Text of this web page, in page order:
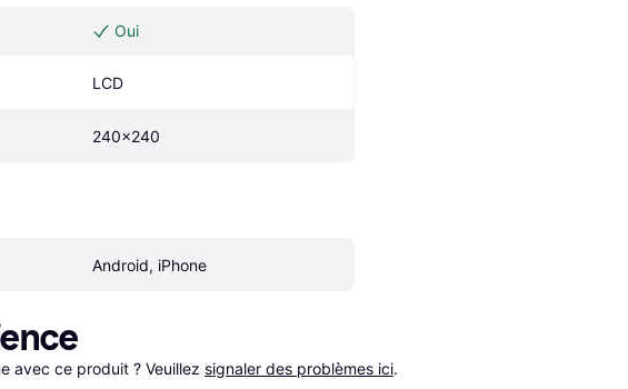
Oui
LCD
240x240
Android, iPhone
avec ce produit ? Veuillez signaler des problèmes ici.